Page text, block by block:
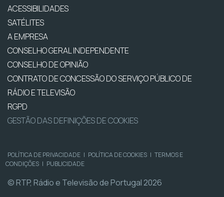
ACESSIBILIDADES
SATÉLITES
A EMPRESA
CONSELHO GERAL INDEPENDENTE
CONSELHO DE OPINIÃO
CONTRATO DE CONCESSÃO DO SERVIÇO PÚBLICO DE
RÁDIO E TELEVISÃO
RGPD
GESTÃO DAS DEFINIÇÕES DE COOKIES
POLÍTICA DE PRIVACIDADE | POLÍTICA DE COOKIES | TERMOS E
CONDIÇÕES | PUBLICIDADE
© RTP, Rádio e Televisão de Portugal 2026